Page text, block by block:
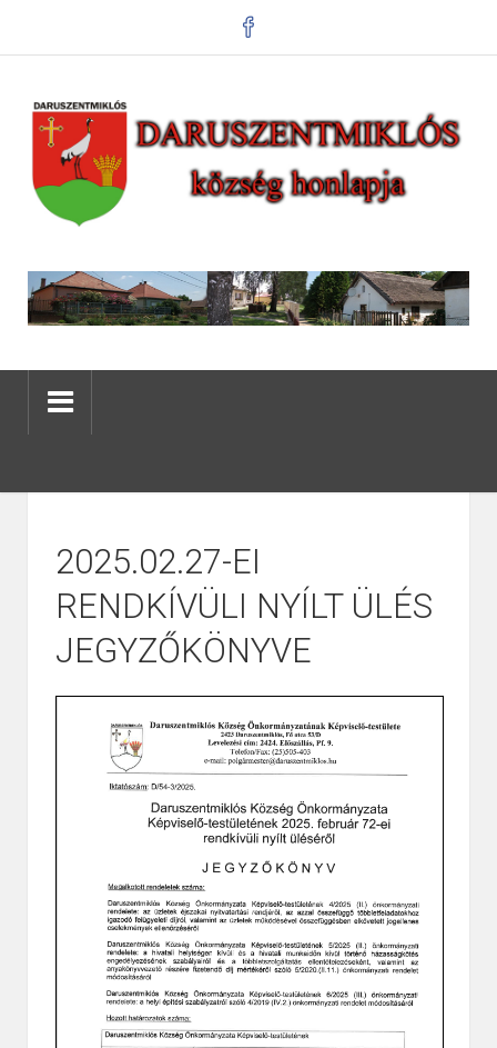
2025.02.27-EI
RENDKÍVÜLI NYÍLT ÜLÉS
JEGYZŐKÖNYVE